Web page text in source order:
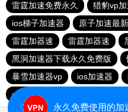
雷霆加速免费永久
猎豹vp
ios梯子加速器
原子加速最
雷霆加器速
雷霆加器速
黑洞加速器下载永久免费版
暴雪加速器vp
ios加速器
outline
永久免费使用的加